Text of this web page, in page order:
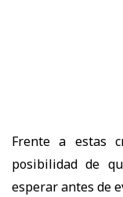
Frente a estas
posibilidad de
esperar antes de